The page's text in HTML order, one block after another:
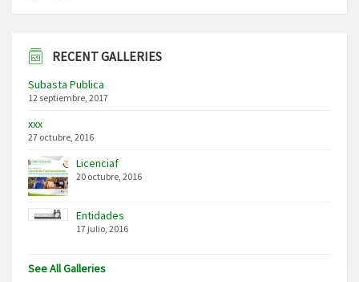
RECENT GALLERIES
Subasta Publica
12 septiembre, 2017
xxx
27 octubre, 2016
Licenciaf
20 octubre, 2016
Entidades
17 julio, 2016
See All Galleries